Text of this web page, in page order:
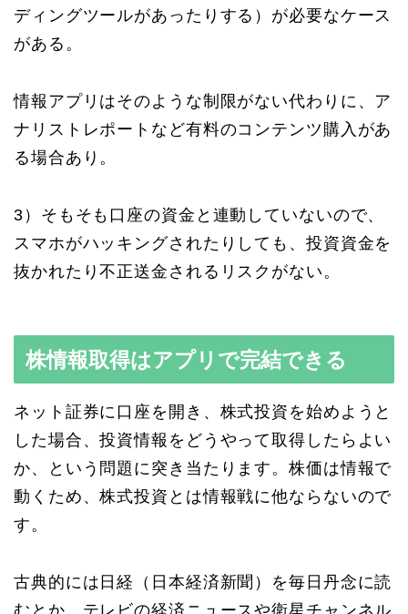
ディングツールがあったりする）が必要なケース
がある。
情報アプリはそのような制限がない代わりに、ア
ナリストレポートなど有料のコンテンツ購入があ
る場合あり。
3）そもそも口座の資金と連動していないので、
スマホがハッキングされたりしても、投資資金を
抜かれたり不正送金されるリスクがない。
株情報取得はアプリで完結できる
ネット証券に口座を開き、株式投資を始めようと
した場合、投資情報をどうやって取得したらよい
か、という問題に突き当たります。株価は情報で
動くため、株式投資とは情報戦に他ならないので
す。
古典的には日経（日本経済新聞）を毎日丹念に読